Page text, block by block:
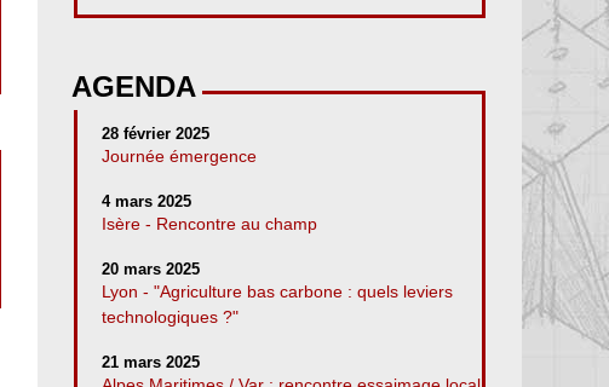
AGENDA
28 février 2025
Journée émergence
4 mars 2025
Isère - Rencontre au champ
20 mars 2025
Lyon - "Agriculture bas carbone : quels leviers
technologiques ?"
21 mars 2025